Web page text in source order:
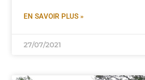
EN SAVOIR PLUS »
27/07/2021